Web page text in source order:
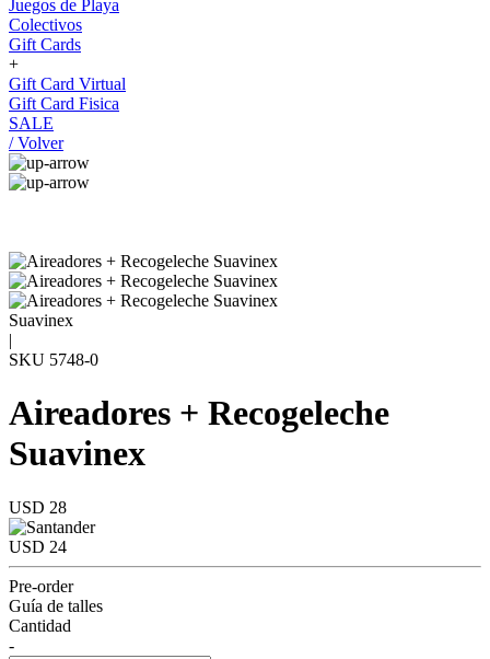
Juegos de Playa
Colectivos
Gift Cards
+
Gift Card Virtual
Gift Card Fisica
SALE
/ Volver
Suavinex
|
SKU 5748-0
Aireadores + Recogeleche
Suavinex
USD 28
USD 24
Pre-order
Guía de talles
Cantidad
-